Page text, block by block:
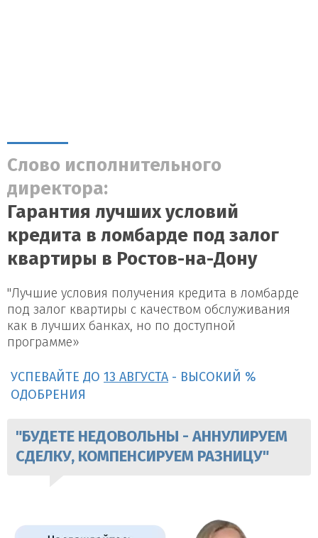
Слово исполнительного
директора:
Гарантия лучших условий
кредита в ломбарде под залог
квартиры в Ростов-на-Дону
"Лучшие условия получения кредита в ломбарде
под залог квартиры с качеством обслуживания
как в лучших банках, но по доступной
программе»
УСПЕВАЙТЕ ДО 13 АВГУСТА - ВЫСОКИЙ %
ОДОБРЕНИЯ
"БУДЕТЕ НЕДОВОЛЬНЫ - АННУЛИРУЕМ
СДЕЛКУ, КОМПЕНСИРУЕМ РАЗНИЦУ"